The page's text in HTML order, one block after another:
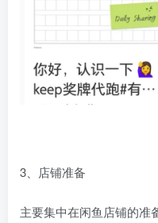
3、店铺准备
主要集中在闲鱼店铺的准